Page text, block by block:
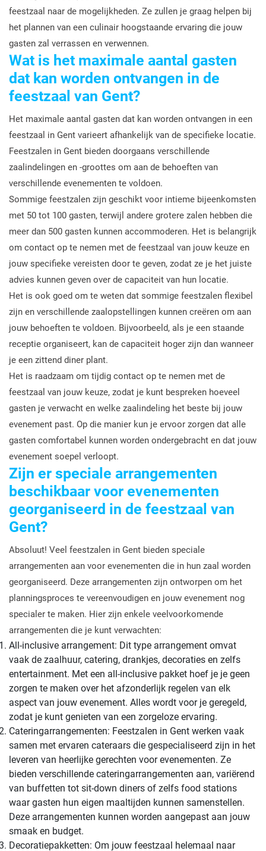
feestzaal naar de mogelijkheden. Ze zullen je graag helpen bij
het plannen van een culinair hoogstaande ervaring die jouw
gasten zal verrassen en verwennen.
Wat is het maximale aantal gasten
dat kan worden ontvangen in de
feestzaal van Gent?
Het maximale aantal gasten dat kan worden ontvangen in een
feestzaal in Gent varieert afhankelijk van de specifieke locatie.
Feestzalen in Gent bieden doorgaans verschillende
zaalindelingen en -groottes om aan de behoeften van
verschillende evenementen te voldoen.
Sommige feestzalen zijn geschikt voor intieme bijeenkomsten
met 50 tot 100 gasten, terwijl andere grotere zalen hebben die
meer dan 500 gasten kunnen accommoderen. Het is belangrijk
om contact op te nemen met de feestzaal van jouw keuze en
jouw specifieke vereisten door te geven, zodat ze je het juiste
advies kunnen geven over de capaciteit van hun locatie.
Het is ook goed om te weten dat sommige feestzalen flexibel
zijn en verschillende zaalopstellingen kunnen creëren om aan
jouw behoeften te voldoen. Bijvoorbeeld, als je een staande
receptie organiseert, kan de capaciteit hoger zijn dan wanneer
je een zittend diner plant.
Het is raadzaam om tijdig contact op te nemen met de
feestzaal van jouw keuze, zodat je kunt bespreken hoeveel
gasten je verwacht en welke zaalindeling het beste bij jouw
evenement past. Op die manier kun je ervoor zorgen dat alle
gasten comfortabel kunnen worden ondergebracht en dat jouw
evenement soepel verloopt.
Zijn er speciale arrangementen
beschikbaar voor evenementen
georganiseerd in de feestzaal van
Gent?
Absoluut! Veel feestzalen in Gent bieden speciale
arrangementen aan voor evenementen die in hun zaal worden
georganiseerd. Deze arrangementen zijn ontworpen om het
planningsproces te vereenvoudigen en jouw evenement nog
specialer te maken. Hier zijn enkele veelvoorkomende
arrangementen die je kunt verwachten:
All-inclusive arrangement: Dit type arrangement omvat
vaak de zaalhuur, catering, drankjes, decoraties en zelfs
entertainment. Met een all-inclusive pakket hoef je je geen
zorgen te maken over het afzonderlijk regelen van elk
aspect van jouw evenement. Alles wordt voor je geregeld,
zodat je kunt genieten van een zorgeloze ervaring.
Cateringarrangementen: Feestzalen in Gent werken vaak
samen met ervaren cateraars die gespecialiseerd zijn in het
leveren van heerlijke gerechten voor evenementen. Ze
bieden verschillende cateringarrangementen aan, variërend
van buffetten tot sit-down diners of zelfs food stations
waar gasten hun eigen maaltijden kunnen samenstellen.
Deze arrangementen kunnen worden aangepast aan jouw
smaak en budget.
Decoratiepakketten: Om jouw feestzaal helemaal naar